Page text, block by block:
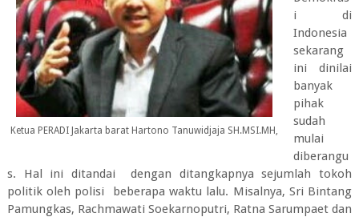
Ketua PERADI Jakarta barat Hartono Tanuwidjaja SH.MSI.MH,
i di
Indonesia
sekarang
ini dinilai
banyak
pihak
sudah
mulai
diberangu
s. Hal ini ditandai dengan ditangkapnya sejumlah tokoh
politik oleh polisi beberapa waktu lalu. Misalnya, Sri Bintang
Pamungkas, Rachmawati Soekarnoputri, Ratna Sarumpaet dan